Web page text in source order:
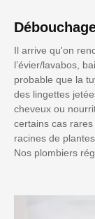
Il arrive qu'on
l’évier/lavabos,
probable que la
des lingettes
cheveux ou
certains cas
racines de
Nos plombiers